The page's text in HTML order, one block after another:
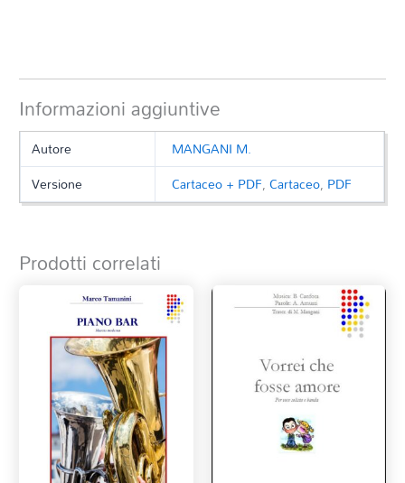
Informazioni aggiuntive
Autore
MANGANI M.
Versione
Cartaceo + PDF,Cartaceo, PDF
Prodotti correlati